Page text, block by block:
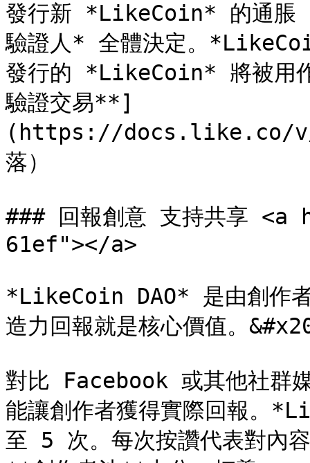
發行新 *LikeCoin* 的
驗證人* 全體決定。
發行的 *LikeCoin* 將被用
驗證交易**]
(https://docs.like.co/v/
落）
### 回報創意 支持共享
61ef"></a>
*LikeCoin DAO* 是由創作者
造力回報就是核心價值。
對比 Facebook 或其他社群
能讓創作者獲得實際回報。
至 5 次。每次按讚代表對內